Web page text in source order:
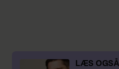
LÆS OGSÅ